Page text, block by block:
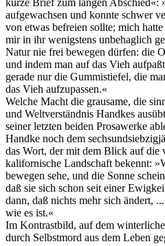
kurze Brief zum langen Abschied«:
aufgewachsen und konnte schwer
von etwas befreien sollte; mich
mir in ihr wenigstens unbehaglich
Natur nie frei bewegen dürfen: die
und indem man auf das Vieh
gerade nur die Gummistiefel, die
das Vieh aufzupassen.«
Welche Macht die grausame, die
und Weltverständnis Handkes
seiner letzten beiden Prosawerke
Handke noch dem
das Wort, der mit dem Blick auf die
kalifornische Landschaft bekennt:
bewegen sehe, und die Sonne
daß sie sich schon seit einer
dann, daß nichts mehr sich ändert,
wie es ist.«
Im Kontrastbild, auf dem
durch Selbstmord aus dem Leben